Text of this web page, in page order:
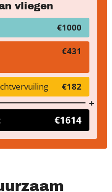
vliegen
€1000
€431
€182
€1614